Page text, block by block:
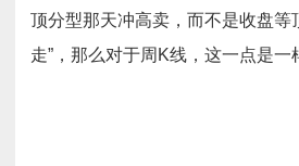
顶分型那天冲高卖，而不是收盘等
走”，那么对于周K线，这一点是一